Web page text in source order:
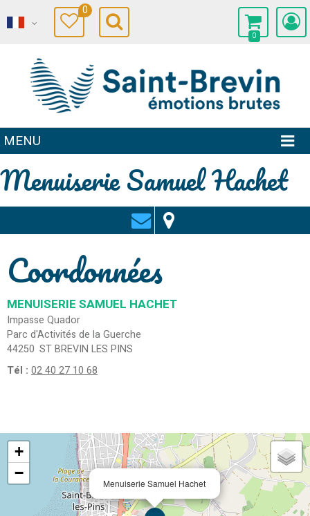
0
0
MENU
Menuiserie Samuel Hachet
Coordonnées
MENUISERIE SAMUEL HACHET
Impasse Quador
Parc d'Activités de la Guerche
44250 ST BREVIN LES PINS
Tél : 02 40 27 10 68
Menuiserie Samuel Hachet
+
−